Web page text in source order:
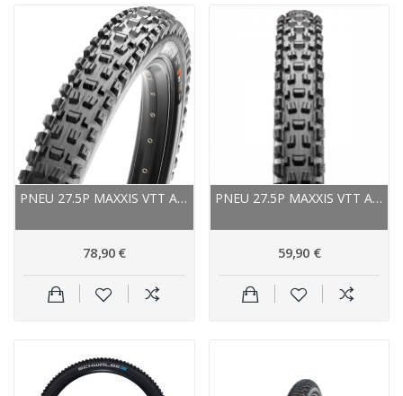
PNEU 27.5P MAXXIS VTT ASSEGAI 3C MAXX GRIP...
78,90 €
PNEU 27.5P MAXXIS VTT ASSEGAI EXO+ TUBELESS...
59,90 €